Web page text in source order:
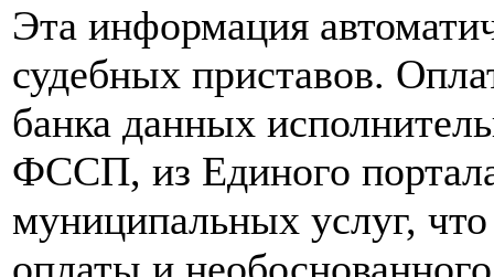
Эта информация
судебных приставов.
банка данных
ФССП, из Единого
муниципальных услуг,